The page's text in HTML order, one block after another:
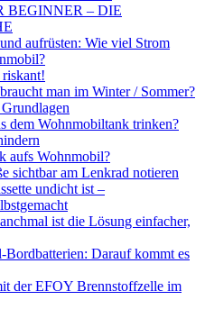
BEGINNER – DIE
aufrüsten: Wie viel Strom
man im Winter / Sommer?
dem Wohnmobiltank trinken?
aufs Wohnmobil?
sichtbar am Lenkrad notieren
undicht ist –
ist die Lösung einfacher,
Darauf kommt es
der EFOY Brennstoffzelle im